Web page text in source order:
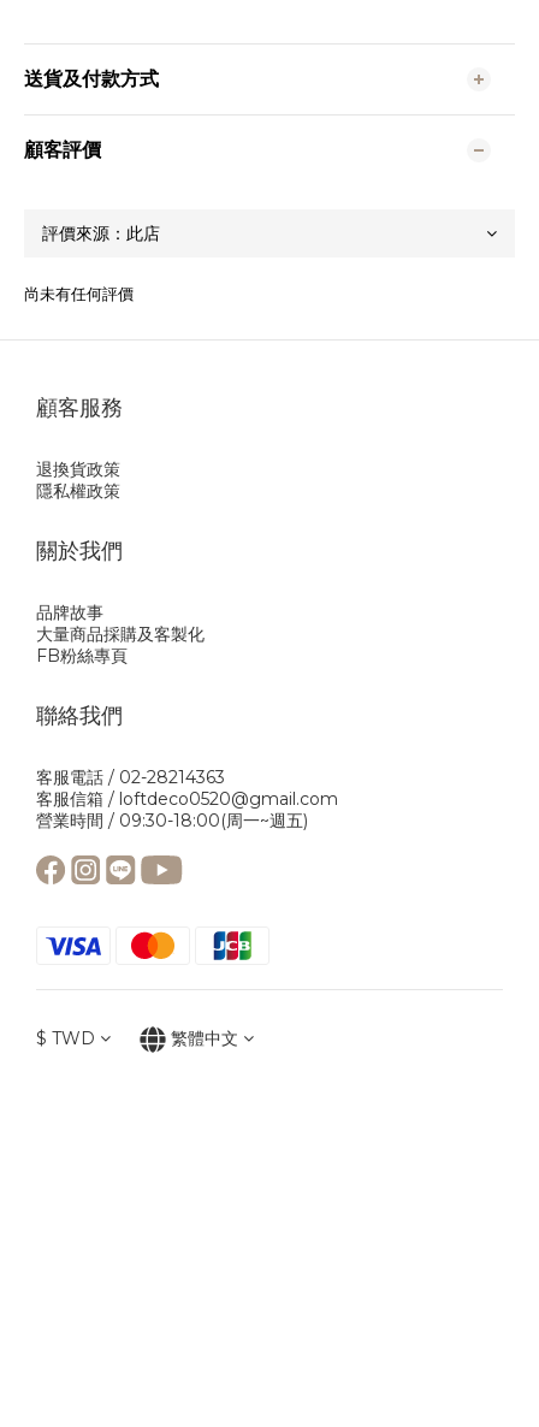
送貨及付款方式
顧客評價
尚未有任何評價
顧客服務
退換貨政策
隱私權政策
關於我們
品牌故事
大量商品採購及客製化
FB粉絲專頁
聯絡我們
客服電話 / 02-28214363
客服信箱 / loftdeco0520@gmail.com
營業時間 / 09:30-18:00(周一~週五)
$ TWD 繁體中文